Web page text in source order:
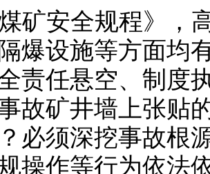
矿安全规程》，
爆设施等方面均
责任悬空、制度
故矿井墙上张贴
必须深挖事故根
操作等行为依法